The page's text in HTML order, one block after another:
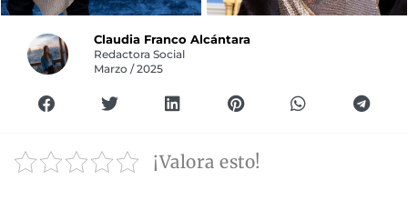
Claudia Franco Alcántara
Redactora Social
Marzo / 2025
¡Valora esto!